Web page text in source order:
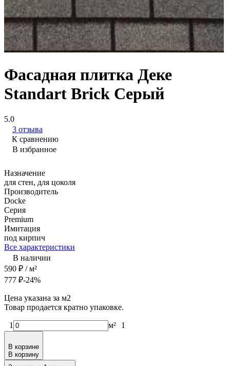
Фасадная плитка Деке
Standart Brick Серый
5.0
3 отзыва
К сравнению
В избранное
Назначение
для стен, для цоколя
Производитель
Docke
Серия
Premium
Имитация
под кирпич
Все характеристики
В наличии
590 ₽ / м²
777 ₽-24%
Цена указана за м2
Товар продается кратно упаковке.
1 м² 1
В корзине
В корзину